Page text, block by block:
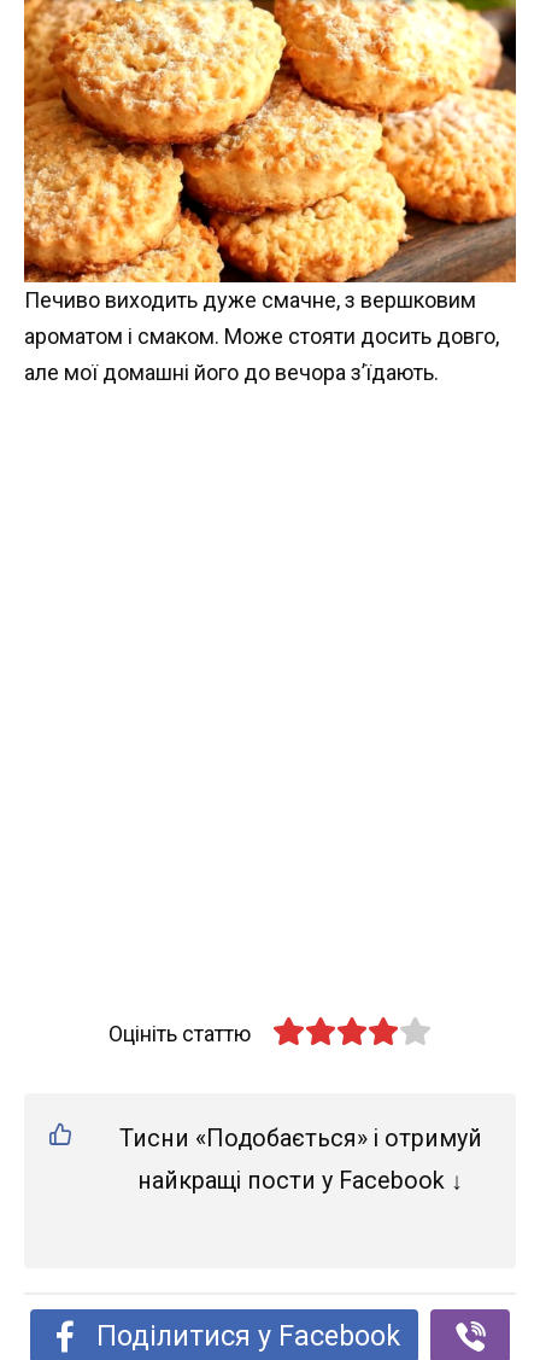
Печиво виходить дуже смачне, з вершковим
ароматом і смаком. Може стояти досить довго,
але мої домашні його до вечора з’їдають.
Оцініть статтю
Тисни «Подобається» і отримуй
найкращі пости у Facebook ↓
Поділитися у Facebook